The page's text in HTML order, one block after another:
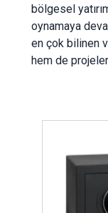
bölgesel
oynamaya
en çok bilinen
hem de